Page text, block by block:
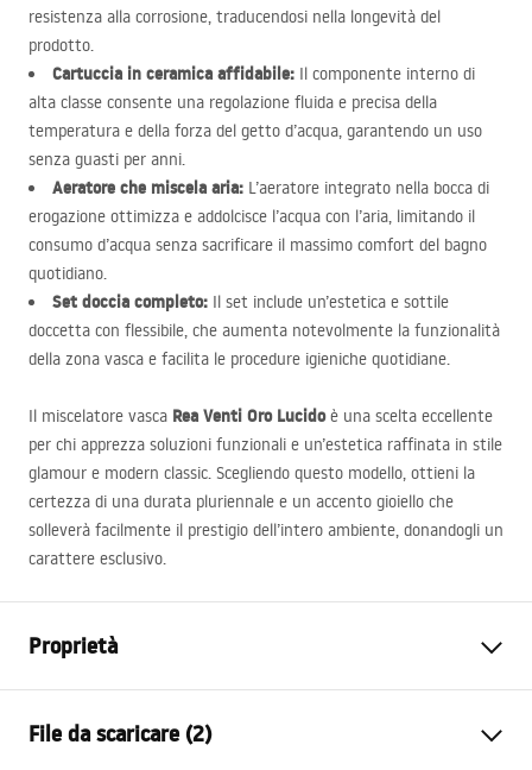
resistenza alla corrosione, traducendosi nella longevità del
prodotto.
Cartuccia in ceramica affidabile: Il componente interno di
alta classe consente una regolazione fluida e precisa della
temperatura e della forza del getto d’acqua, garantendo un uso
senza guasti per anni.
Aeratore che miscela aria: L’aeratore integrato nella bocca di
erogazione ottimizza e addolcisce l’acqua con l’aria, limitando il
consumo d’acqua senza sacrificare il massimo comfort del bagno
quotidiano.
Set doccia completo: Il set include un’estetica e sottile
doccetta con flessibile, che aumenta notevolmente la funzionalità
della zona vasca e facilita le procedure igieniche quotidiane.
Il miscelatore vasca Rea Venti Oro Lucidoè una scelta eccellente
per chi apprezza soluzioni funzionali e un’estetica raffinata in stile
glamour e modern classic. Scegliendo questo modello, ottieni la
certezza di una durata pluriennale e un accento gioiello che
solleverà facilmente il prestigio dell’intero ambiente, donandogli un
carattere esclusivo.
Proprietà
Metodo di installazione
File da scaricare (2)